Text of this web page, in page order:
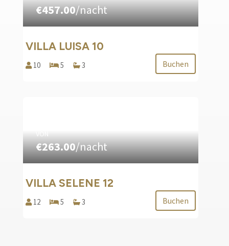
Zusätzlich zu den oben genannten Vertragsstrafen zieht
jede, zu einem beliebigen Zeitpunkt mitgeteilte
Buchung geleisteten Beträge für Zusatzleistungen
(Verwaltungskosten, Gebühren, weitere
€457.00/nacht
VILLA LUISA 10
10 5 3 Buchen
VON
€263.00/nacht
VILLA SELENE 12
12 5 3 Buchen